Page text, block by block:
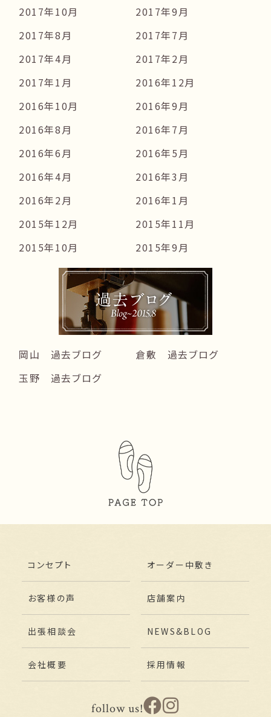
2017年10月
2017年9月
2017年8月
2017年7月
2017年4月
2017年2月
2017年1月
2016年12月
2016年10月
2016年9月
2016年8月
2016年7月
2016年6月
2016年5月
2016年4月
2016年3月
2016年2月
2016年1月
2015年12月
2015年11月
2015年10月
2015年9月
岡山 過去ブログ
倉敷 過去ブログ
玉野 過去ブログ
コンセプト オーダー中敷き
お客様の声 店舗案内
出張相談会 NEWS&BLOG
会社概要 採用情報
follow us!